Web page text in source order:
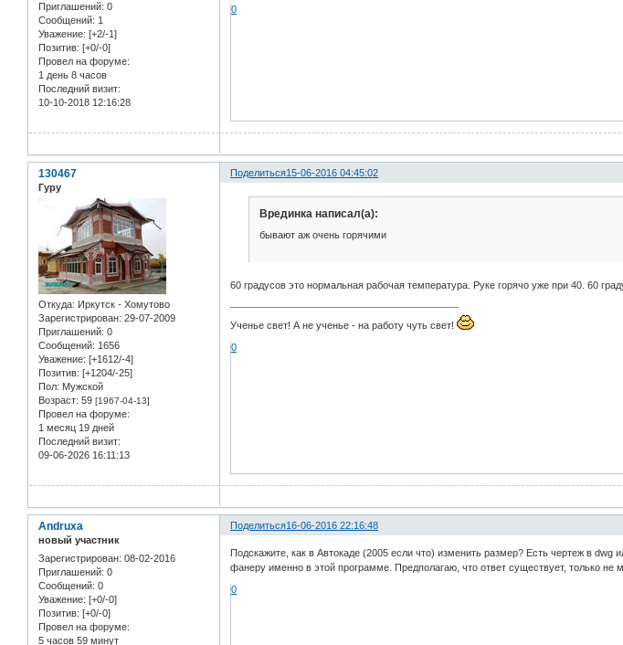
Приглашений: 0
Сообщений: 1
Уважение: [+2/-1]
Позитив: [+0/-0]
Провел на форуме:
1 день 8 часов
Последний визит:
10-10-2018 12:16:28
0
Поделиться15-06-2016 04:45:02
130467
Гуру
Откуда: Иркутск - Хомутово
Зарегистрирован: 29-07-2009
Приглашений: 0
Сообщений: 1656
Уважение: [+1612/-4]
Позитив: [+1204/-25]
Пол: Мужской
Возраст: 59 [1967-04-13]
Провел на форуме:
1 месяц 19 дней
Последний визит:
09-06-2026 16:11:13
Врединка написал(а):
бывают аж очень горячими
60 градусов это нормальная рабочая температура. Руке горячо уже при 40. 60
Ученье свет! А не ученье - на работу чуть свет!
0
Поделиться16-06-2016 22:16:48
Andruxa
новый участник
Зарегистрирован: 08-02-2016
Приглашений: 0
Сообщений: 0
Уважение: [+0/-0]
Позитив: [+0/-0]
Провел на форуме:
5 часов 59 минут
Подскажите, как в Автокаде (2005 если что) изменить размер? Есть чертеж в
фанеру именно в этой программе. Предполагаю, что ответ существует, только не
0